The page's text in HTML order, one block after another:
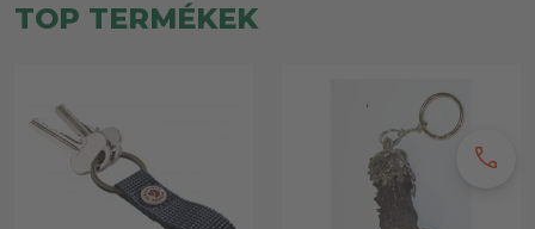
TOP TERMÉKEK
call